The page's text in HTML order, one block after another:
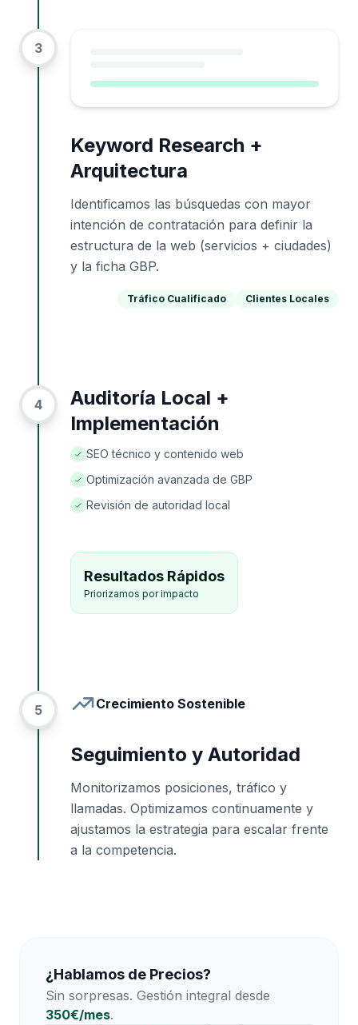
Keyword Research +
Arquitectura
Identificamos las búsquedas con mayor
intención de contratación para definir la
estructura de la web (servicios + ciudades)
y la ficha GBP.
Tráfico Cualificado Clientes Locales
3
Auditoría Local +
Implementación
SEO técnico y contenido web
Optimización avanzada de GBP
Revisión de autoridad local
4
Resultados Rápidos
Priorizamos por impacto
Seguimiento y Autoridad
Monitorizamos posiciones, tráfico y
llamadas. Optimizamos continuamente y
ajustamos la estrategia para escalar frente
a la competencia.
5 Crecimiento Sostenible
¿Hablamos de Precios?
Sin sorpresas. Gestión integral desde
350€/mes.